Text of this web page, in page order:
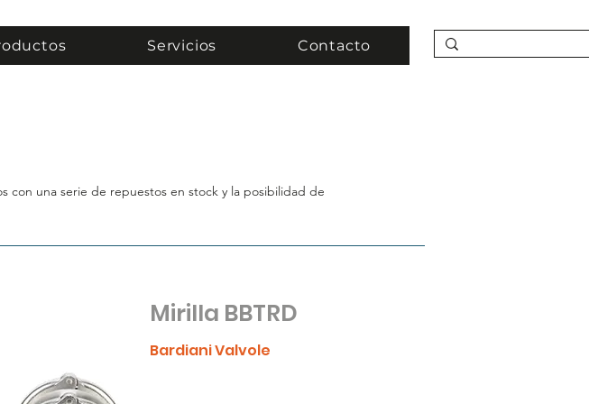
Servicios Contacto
con una serie de repuestos en stock y la posibilidad de
Mirilla BBTRD
Bardiani Valvole